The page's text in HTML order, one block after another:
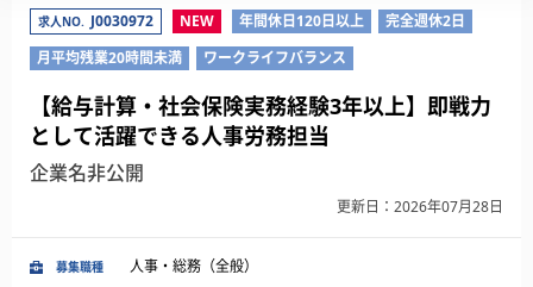
求人NO. J0030972 NEW 年間休日120日以上
完全週休2日
月平均残業20時間未満
ワークライフバランス
【給与計算・社会保険実務経験3年以上】即戦力
として活躍できる人事労務担当
企業名非公開
更新日：2026年07月28日
募集職種 人事・総務（全般）